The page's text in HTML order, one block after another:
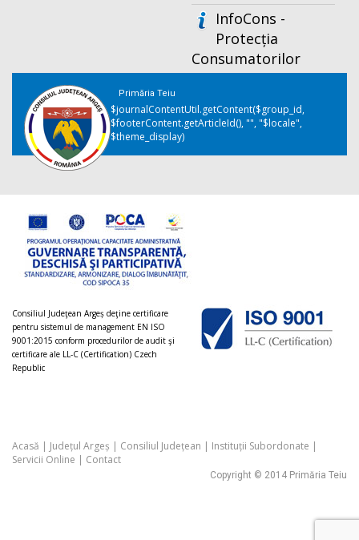
InfoCons -
Protecția
Consumatorilor
Primăria Teiu
$journalContentUtil.getContent($group_id,
$footerContent.getArticleId(), "", "$locale",
$theme_display)
Consiliul Judeţean Argeș deţine certificare
pentru sistemul de management EN ISO
9001:2015 conform procedurilor de audit şi
certificare ale LL-C (Certification) Czech
Republic
Acasă | Județul Argeș | Consiliul Județean | Instituții Subordonate |
Servicii Online | Contact
Copyright © 2014 Primăria Teiu